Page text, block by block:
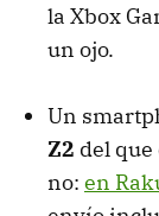
la Xbox
un ojo.
Un
Z2 del
no: en